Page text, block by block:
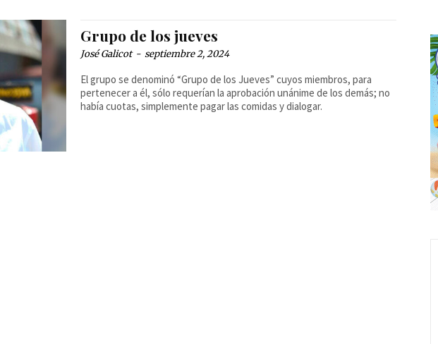
Grupo de los jueves
José Galicot - septiembre 2, 2024
El grupo se denominó “Grupo de los Jueves” cuyos miembros, para
pertenecer a él, sólo requerían la aprobación unánime de los demás; no
había cuotas, simplemente pagar las comidas y dialogar.